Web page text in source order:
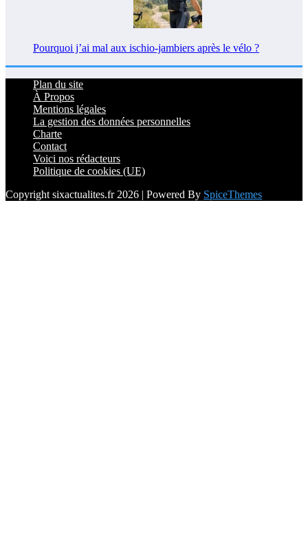
Pourquoi j’ai mal aux ischio-jambiers après le vélo ?
Plan du site
À Propos
Mentions légales
La gestion des données personnelles
Charte
Contact
Voici nos rédacteurs
Politique de cookies (UE)
Copyright sixactualites.fr 2026 | Powered By SpiceThemes